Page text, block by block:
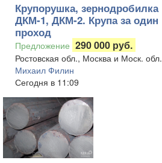
Крупорушка, зернодробилка
ДКМ-1, ДКМ-2. Крупа за один
проход
Предложение 290 000 руб.
Ростовская обл., Москва и Моск. обл.
Михаил Филин
Сегодня в 11:09